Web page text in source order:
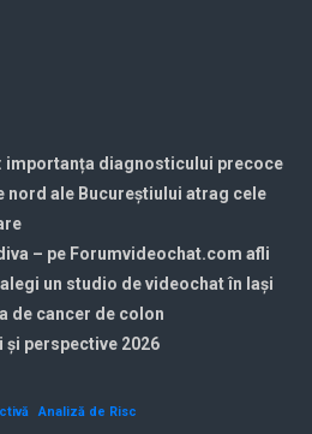
importanța diagnosticului precoce
nord ale Bucureștiului atrag cele
– pe Forumvideochat.com afli
un studio de videochat în Iași
de cancer de colon
și perspective 2026
Analiză de Risc